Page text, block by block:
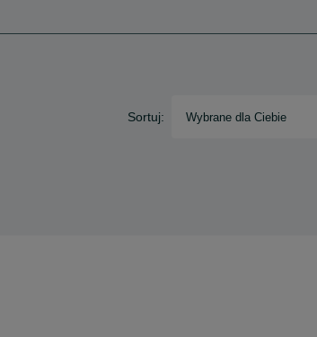
Sortuj: Wybrane dla Ciebie